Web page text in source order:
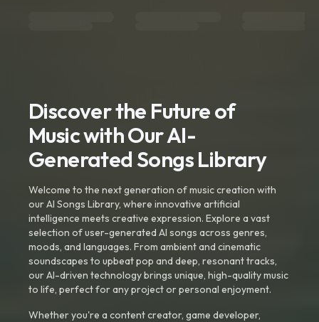
Discover the Future of
Music with Our AI-
Generated Songs Library
Welcome to the next generation of music creation with
our AI Songs Library, where innovative artificial
intelligence meets creative expression. Explore a vast
selection of user-generated AI songs across genres,
moods, and languages. From ambient and cinematic
soundscapes to upbeat pop and deep, resonant tracks,
our AI-driven technology brings unique, high-quality music
to life, perfect for any project or personal enjoyment.
Whether you're a content creator, game developer,